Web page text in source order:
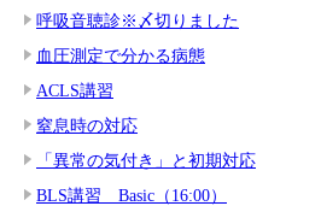
呼吸音聴診※〆切りました
血圧測定で分かる病態
ACLS講習
窒息時の対応
「異常の気付き」と初期対応
BLS講習 Basic（16:00）